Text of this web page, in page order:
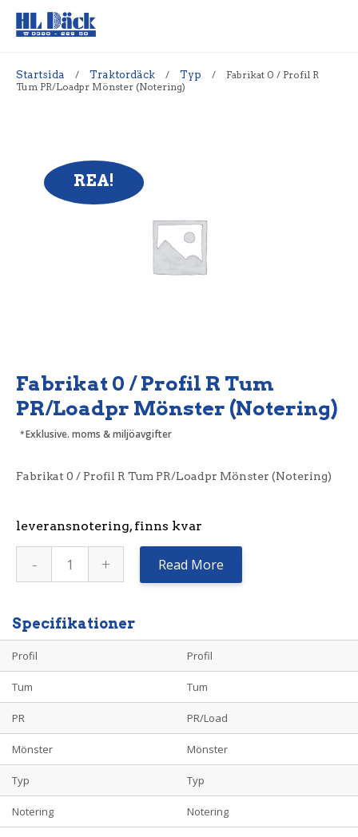
Startsida / Traktordäck / Typ /
Fabrikat 0 / Profil R
Tum PR/Loadpr Mönster (Notering)
REA!
Fabrikat 0 / Profil R Tum
PR/Loadpr Mönster (Notering)
Exklusive. moms & miljöavgifter
Fabrikat 0 / Profil R Tum PR/Loadpr Mönster (Notering)
leveransnotering, finns kvar
-
Fabrikat
Profil
Mönster
mängd
+ Read More
Specifikationer
Profil Profil
Tum Tum
PR PR/Load
Mönster Mönster
Typ Typ
Notering Notering